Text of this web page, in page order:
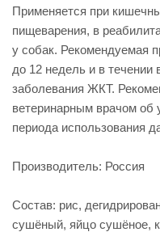
Применяется при
пищеварения, в
у собак. Рекомендуемая
до 12 недель и в течении
заболевания ЖКТ.
ветеринарным врачом об
периода использования
Производитель: Россия
Состав: рис,
сушёный, яйцо сушёное,